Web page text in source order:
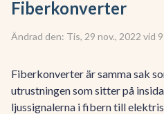
Fiberkonverter
Ändrad den: Tis, 29 nov., 2022 vid
Fiberkonverter är samma sak
utrustningen som sitter på
ljussignalerna i fibern till